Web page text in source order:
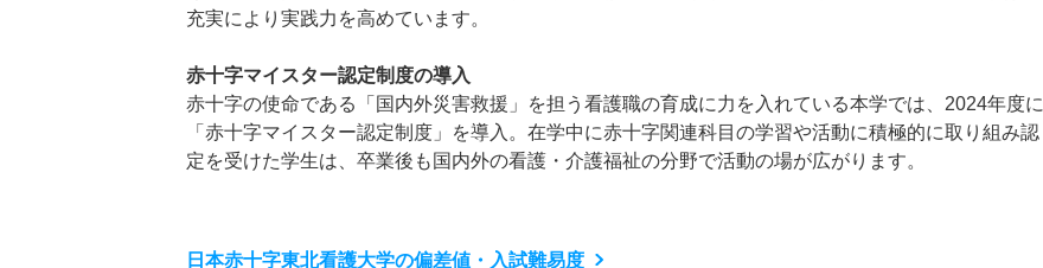
充実により実践力を高めています。
赤十字マイスター認定制度の導入
赤十字の使命である「国内外災害救援」を担う看護職の育成に力を入れている本学では、2024年度に
「赤十字マイスター認定制度」を導入。在学中に赤十字関連科目の学習や活動に積極的に取り組み認
定を受けた学生は、卒業後も国内外の看護・介護福祉の分野で活動の場が広がります。
日本赤十字東北看護大学の偏差値・入試難易度